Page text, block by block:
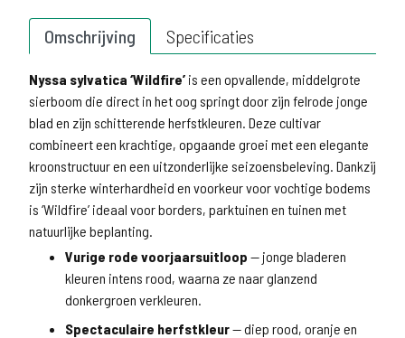
Omschrijving Specificaties
Nyssa sylvatica ‘Wildfire’ is een opvallende, middelgrote
sierboom die direct in het oog springt door zijn felrode jonge
blad en zijn schitterende herfstkleuren. Deze cultivar
combineert een krachtige, opgaande groei met een elegante
kroonstructuur en een uitzonderlijke seizoensbeleving. Dankzij
zijn sterke winterhardheid en voorkeur voor vochtige bodems
is ‘Wildfire’ ideaal voor borders, parktuinen en tuinen met
natuurlijke beplanting.
Vurige rode voorjaarsuitloop — jonge bladeren
kleuren intens rood, waarna ze naar glanzend
donkergroen verkleuren.
Spectaculaire herfstkleur— diep rood, oranje en